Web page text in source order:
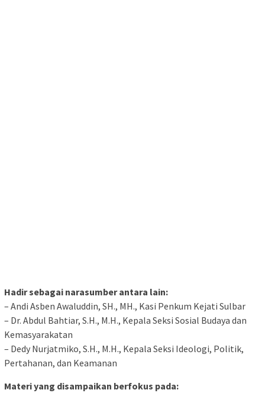
Hadir sebagai narasumber antara lain:
– Andi Asben Awaluddin, SH., MH., Kasi Penkum Kejati Sulbar
– Dr. Abdul Bahtiar, S.H., M.H., Kepala Seksi Sosial Budaya dan
Kemasyarakatan
– Dedy Nurjatmiko, S.H., M.H., Kepala Seksi Ideologi, Politik,
Pertahanan, dan Keamanan
Materi yang disampaikan berfokus pada: